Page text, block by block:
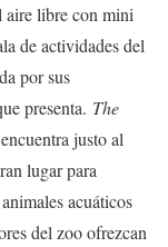
aire libre con mini
de actividades del
por sus
presenta. The
justo al
lugar para
acuáticos
del zoo ofrezcan